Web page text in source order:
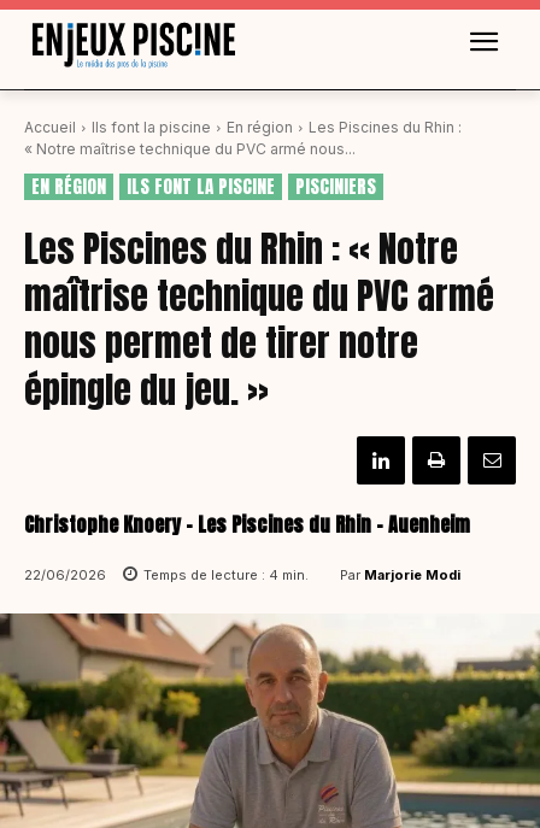
Accueil Ils font la piscine En région
Les Piscines du Rhin :
« Notre maîtrise technique du PVC armé nous...
EN RÉGION ILS FONT LA PISCINE PISCINIERS
Les Piscines du Rhin : « Notre
maîtrise technique du PVC armé
nous permet de tirer notre
épingle du jeu. »
Christophe Knoery - Les Piscines du Rhin - Auenheim
22/06/2026 Temps de lecture : 4 min. Par Marjorie Modi